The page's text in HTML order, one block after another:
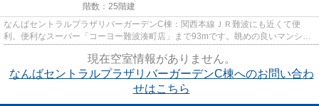
階数：25階建
なんばセントラルプラザリバーガーデンC棟：関西本線ＪＲ難波にも近くて便
利。便利なスーパー「コーヨー難波湊町店」まで93mです。眺めの良いマンショ
現在空室情報がありません。
なんばセントラルプラザリバーガーデンC棟へのお問い合わ
せはこちら